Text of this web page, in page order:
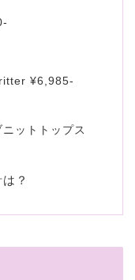
¥6,985-
ットトップス
？